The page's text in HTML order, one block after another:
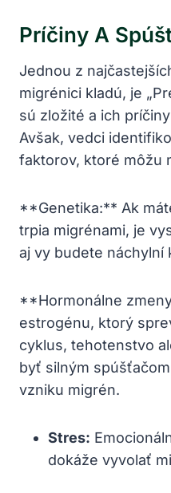
Príčiny A
Jednou z
migrénici kladú, je
sú zložité a ich
Avšak, vedci‌
faktorov,⁣ ktoré môžu
**Genetika:** Ak
trpia migrénami,‌ je
aj vy⁣ budete náchylní
**Hormonálne
⁢estrogénu, ktorý
cyklus, tehotenstvo
byť silným
vzniku migrén.
Stres:
dokáže vyvolať